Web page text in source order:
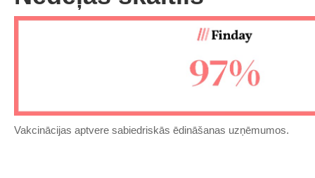
Vakcinācijas aptvere sabiedriskās ēdināšanas uzņēmumos.